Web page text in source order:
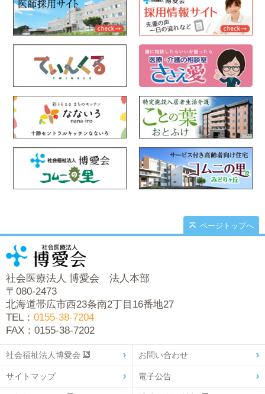
ページトップへ
社会医療法人 博愛会 法人本部
〒080-2473
北海道帯広市西23条南2丁目16番地27
TEL： 0155-38-7204
FAX：0155-38-7202
社会福祉法人博愛会 お問い合わせ
サイトマップ 電子公告